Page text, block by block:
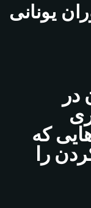
یونانی
در
که
را